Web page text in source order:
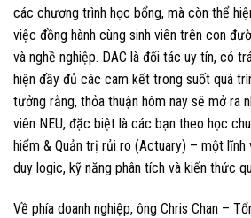
các chương trình học bổng, mà còn thể
việc đồng hành cùng sinh viên trên con
và nghề nghiệp. DAC là đối tác uy tín, có
hiện đầy đủ các cam kết trong suốt quá
tưởng rằng, thỏa thuận hôm nay sẽ mở ra
viên NEU, đặc biệt là các bạn theo học
hiểm & Quản trị rủi ro (Actuary) – một
duy logic, kỹ năng phân tích và kiến thức
Về phía doanh nghiệp, ông Chris Chan –